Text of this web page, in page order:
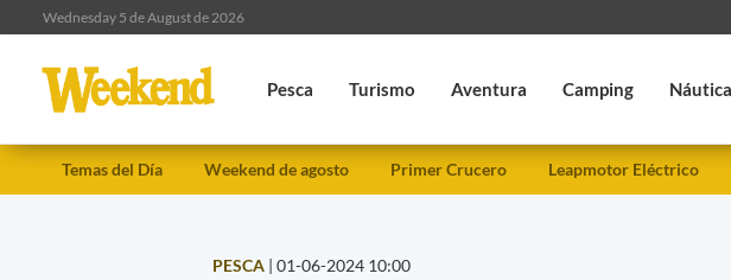
Wednesday 5 de August de 2026
Pesca Turismo Aventura Camping Náutica
Temas del Día Weekend de agosto Primer Crucero Leapmotor Eléctrico
PESCA | 01-06-2024 10:00